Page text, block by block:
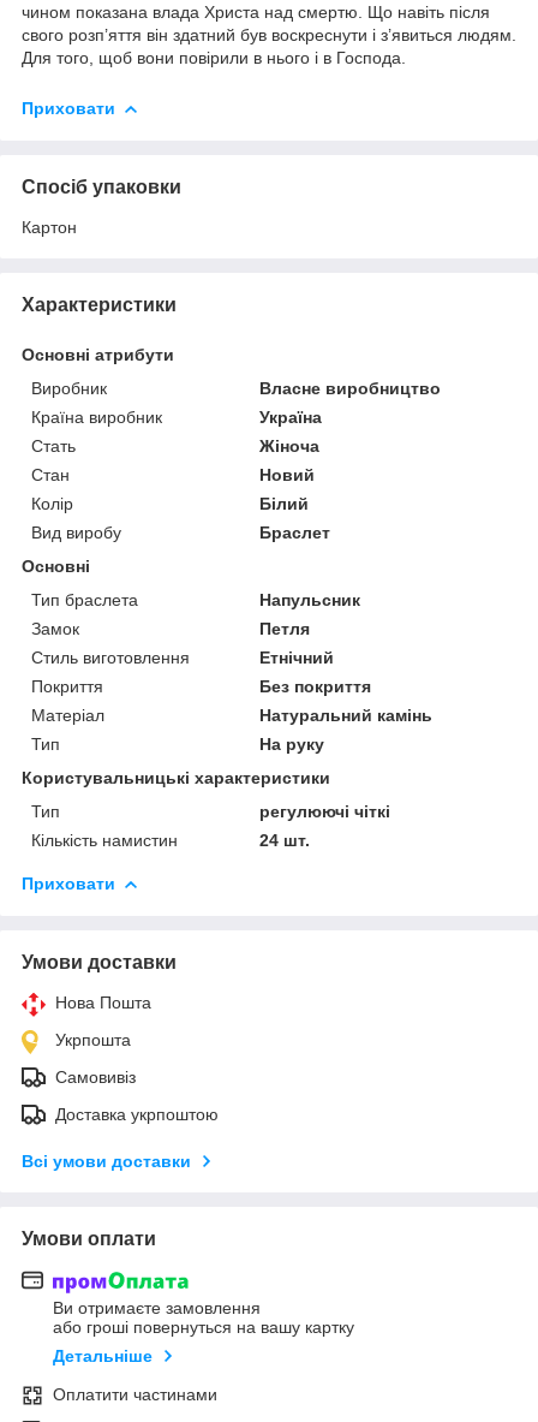
чином показана влада Христа над смертю. Що навіть після
свого розп’яття він здатний був воскреснути і з’явиться людям.
Для того, щоб вони повірили в нього і в Господа.
Приховати
Спосіб упаковки
Картон
Характеристики
Основні атрибути
Виробник
Власне виробництво
Країна виробник
Україна
Стать
Жіноча
Стан
Новий
Колір
Білий
Вид виробу
Браслет
Основні
Тип браслета
Напульсник
Замок
Петля
Стиль виготовлення
Етнічний
Покриття
Без покриття
Матеріал
Натуральний камінь
Тип
На руку
Користувальницькі характеристики
Тип
регулюючі чіткі
Кількість намистин
24 шт.
Приховати
Умови доставки
Нова Пошта
Укрпошта
Самовивіз
Доставка укрпоштою
Всі умови доставки
Умови оплати
Ви отримаєте замовлення
або гроші повернуться на вашу картку
Детальніше
Оплатити частинами